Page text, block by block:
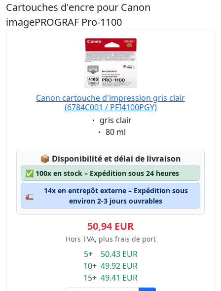
Cartouches d'encre pour Canon
imagePROGRAF Pro-1100
Canon cartouche d'impression gris clair
(6784C001 / PFI4100PGY)
Eigenschaft:
gris clair
Eigenschaft:
80 ml
📦 Lagerstatus:
Disponibilité et délai de livraison
✅ 100x en stock – Expédition sous 24 heures
🚛
14x en entrepôt externe – Expédition sous
environ 2-3 jours ouvrables
50,94 EUR
Hors TVA, plus frais de port
5+ 50.43 EUR
10+ 49.92 EUR
15+ 49.41 EUR